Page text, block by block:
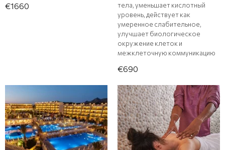
€1660
тела, уменьшает кислотный
уровень, действует как
умеренное слабительное,
улучшает биологическое
окружение клеток и
межклеточную коммуникацию
€690